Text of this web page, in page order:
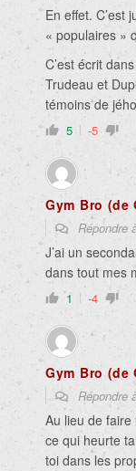
En effet. C’est
« populaires »
C’est écrit
Trudeau et
témoins de
5 -5
Gym Bro (de
Répondre
J’ai un
dans tout mes
1 -4
Gym Bro (de
Au lieu de
ce qui heurte
toi dans les